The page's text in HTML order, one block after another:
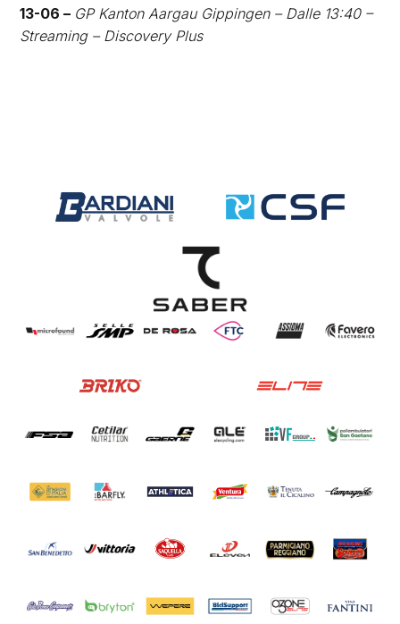
13-06 – GP Kanton Aargau Gippingen – Dalle 13:40 –
Streaming – Discovery Plus